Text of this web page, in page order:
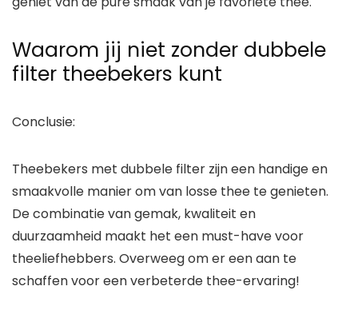
Waarom jij niet zonder dubbele
filter theebekers kunt
Conclusie:
Theebekers met dubbele filter zijn een handige en
smaakvolle manier om van losse thee te genieten.
De combinatie van gemak, kwaliteit en
duurzaamheid maakt het een must-have voor
theeliefhebbers. Overweeg om er een aan te
schaffen voor een verbeterde thee-ervaring!